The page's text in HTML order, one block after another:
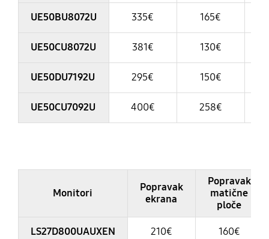
UE50BU8072U 335€ 165€
UE50CU8072U 381€ 130€
UE50DU7192U 295€ 150€
UE50CU7092U 400€ 258€
Monitori
Popravak
ekrana
Popravak
matične
ploče
LS27D800UAUXEN 210€ 160€